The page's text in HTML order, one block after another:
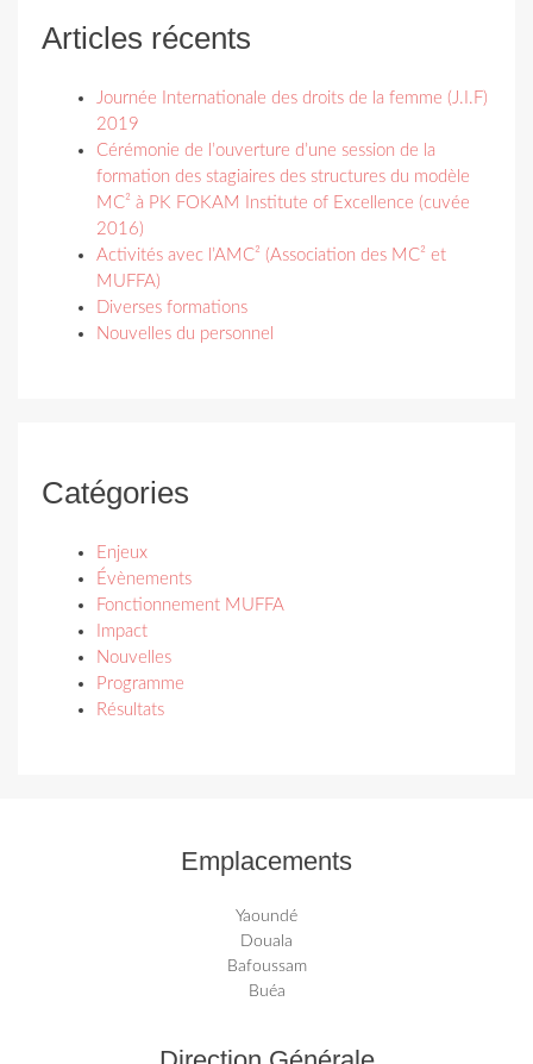
Articles récents
Journée Internationale des droits de la femme (J.I.F)
2019
Cérémonie de l’ouverture d’une session de la
formation des stagiaires des structures du modèle
MC² à PK FOKAM Institute of Excellence (cuvée
2016)
Activités avec l’AMC² (Association des MC² et
MUFFA)
Diverses formations
Nouvelles du personnel
Catégories
Enjeux
Évènements
Fonctionnement MUFFA
Impact
Nouvelles
Programme
Résultats
Emplacements
Yaoundé
Douala
Bafoussam
Buéa